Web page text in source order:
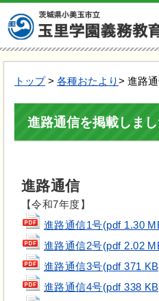
トップ> 各種おたより> 進路
進路通信を掲載しま
進路通信
【令和7年度】
進路通信1号(pdf 1.30
進路通信2号(pdf 2.02
進路通信3号(pdf 371
進路通信4号(pdf 338